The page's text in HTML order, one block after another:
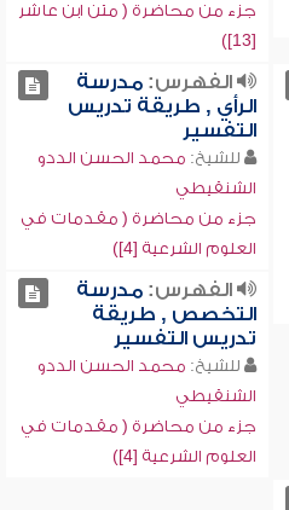
جزء من محاضرة ( متن ابن عاشر
[13])
الفهرس:مدرسة
الرأي , طريقة تدريس
التفسير
للشيخ: محمد الحسن الددو
الشنقيطي
جزء من محاضرة ( مقدمات في
العلوم الشرعية [4])
الفهرس:مدرسة
التخصص , طريقة
تدريس التفسير
للشيخ: محمد الحسن الددو
الشنقيطي
جزء من محاضرة ( مقدمات في
العلوم الشرعية [4])